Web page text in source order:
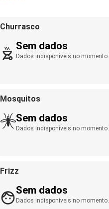
Churrasco
Sem dados
Dados indisponíveis no momento.
Mosquitos
Sem dados
Dados indisponíveis no momento.
Frizz
Sem dados
Dados indisponíveis no momento.